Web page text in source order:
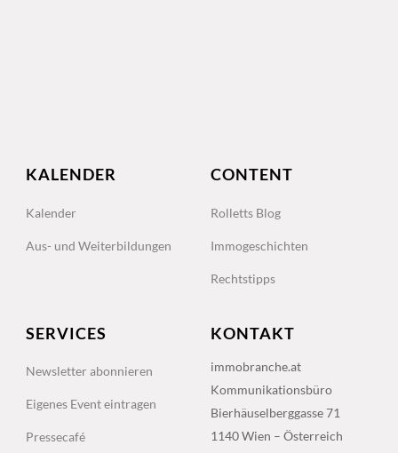
KALENDER
Kalender
Aus- und Weiterbildungen
CONTENT
Rolletts Blog
Immogeschichten
Rechtstipps
SERVICES
Newsletter abonnieren
Eigenes Event eintragen
Pressecafé
KONTAKT
immobranche.at
Kommunikationsbüro
Bierhäuselberggasse 71
1140 Wien – Österreich